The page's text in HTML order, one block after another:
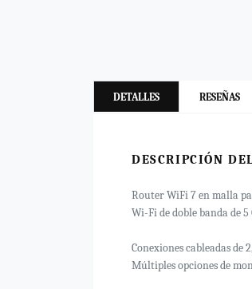
DETALLES RESEÑAS
DESCRIPCIÓN
Router WiFi 7 en malla
Wi-Fi de doble banda de 5
Conexiones cableadas
Múltiples opciones de